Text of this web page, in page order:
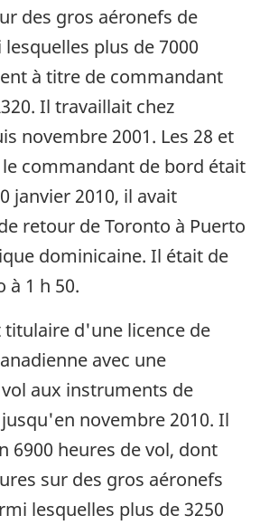
des gros aéronefs de
plus de 7000
à titre de commandant
Il travaillait chez
novembre 2001. Les 28 et
le commandant de bord était
janvier 2010, il avait
retour de Toronto à Puerto
dominicaine. Il était de
à 1 h 50.
titulaire d'une licence de
avec une
aux instruments de
novembre 2010. Il
6900 heures de vol, dont
sur des gros aéronefs
lesquelles plus de 3250